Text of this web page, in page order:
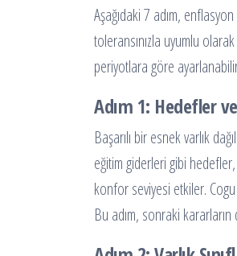
Aşağıdaki 7 adım,
toleransınızla uyumlu
periyotlara göre
Adım 1: Hedefler
Başarılı bir esnek varlık
eğitim giderleri gibi hedefler,
konfor seviyesi etkiler.
Bu adım, sonraki